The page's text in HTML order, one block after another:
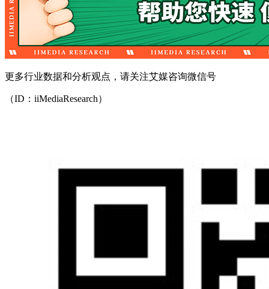
更多行业数据和分析观点，请关注艾媒咨询微信号
（ID：iiMediaResearch）